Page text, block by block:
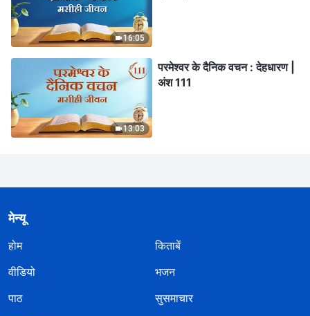
16:05
13:03
परमेश्वर के दैनिक वचन : देहधारण |
अंश 111
मेन्यू
होम
किताबें
वीडियो
भजन
पाठ
सुसमाचार